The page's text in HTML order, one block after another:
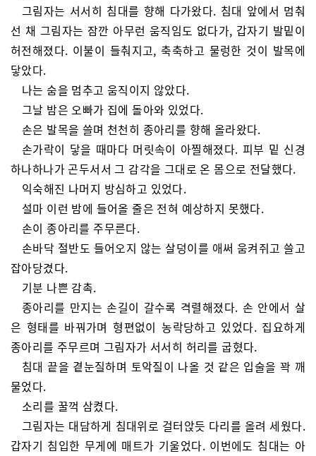
그림자는 서서히 침대를 향해 다가왔다. 침대 앞에서 멈춰
선 채 그림자는 잠깐 아무런 움직임도 없다가, 갑자기 발밑이
허전해졌다. 이불이 들춰지고, 축축하고 물렁한 것이 발목에
닿았다.
나는 숨을 멈추고 움직이지 않았다.
그날 밤은 오빠가 집에 돌아와 있었다.
손은 발목을 쓸며 천천히 종아리를 향해 올라왔다.
손가락이 닿을 때마다 머릿속이 아찔해졌다. 피부 밑 신경
하나하나가 곤두서서 그 감각을 그대로 온 몸으로 전달했다.
익숙해진 나머지 방심하고 있었다.
설마 이런 밤에 들어올 줄은 전혀 예상하지 못했다.
손이 종아리를 주무른다.
손바닥 절반도 들어오지 않는 살덩이를 애써 움켜쥐고 쓸고
잡아당겼다.
기분 나쁜 감촉.
종아리를 만지는 손길이 갈수록 격렬해졌다. 손 안에서 살
은 형태를 바꿔가며 형편없이 농락당하고 있었다. 집요하게
종아리를 주무르며 그림자가 서서히 허리를 굽혔다.
침대 끝을 곁눈질하며 토악질이 나올 것 같은 입술을 꽉 깨
물었다.
소리를 꿀꺽 삼켰다.
그림자는 대담하게 침대위로 걸터앉듯 다리를 올려 세웠다.
갑자기 침입한 무게에 매트가 기울었다. 이번에도 침대는 아